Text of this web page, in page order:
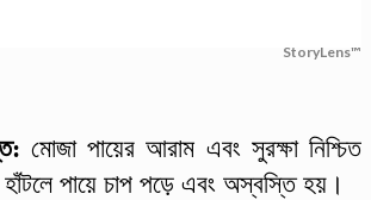
StoryLens™
মোজা পায়ের আরাম এবং সুরক্ষা নিশ্চিত
পায়ে চাপ পড়ে এবং অস্বস্তি হয়।